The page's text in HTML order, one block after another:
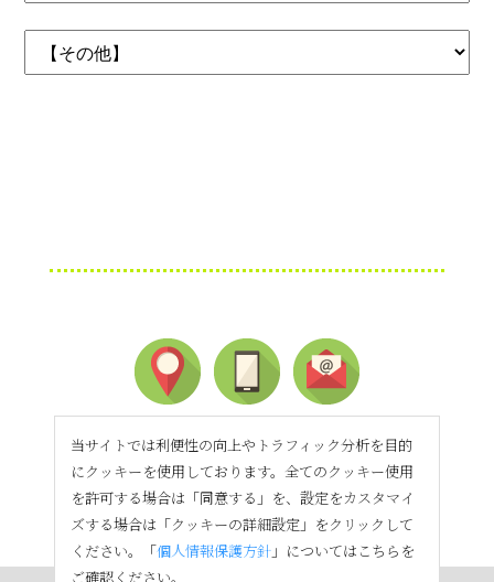
当サイトでは利便性の向上やトラフィック分析を目的
にクッキーを使用しております。全てのクッキー使用
を許可する場合は「同意する」を、設定をカスタマイ
ズする場合は「クッキーの詳細設定」をクリックして
ください。「個人情報保護方針 」についてはこちらを
ご確認ください。